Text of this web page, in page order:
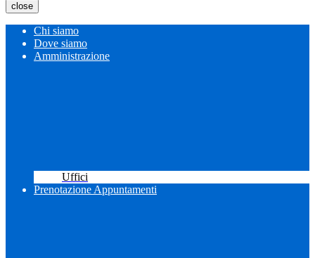
close
Chi siamo
Dove siamo
Amministrazione
Uffici
Prenotazione Appuntamenti